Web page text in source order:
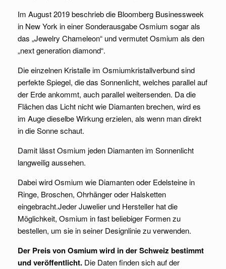
Im August 2019 beschrieb die Bloomberg Businessweek
in New York in einer Sonderausgabe Osmium sogar als
das „Jewelry Chameleon“ und vermutet Osmium als den
„next generation diamond“.
Die einzelnen Kristalle im Osmiumkristallverbund sind
perfekte Spiegel, die das Sonnenlicht, welches parallel auf
der Erde ankommt, auch parallel weitersenden. Da die
Flächen das Licht nicht wie Diamanten brechen, wird es
im Auge dieselbe Wirkung erzielen, als wenn man direkt
in die Sonne schaut.
Damit lässt Osmium jeden Diamanten im Sonnenlicht
langweilig aussehen.
Dabei wird Osmium wie Diamanten oder Edelsteine in
Ringe, Broschen, Ohrhänger oder Halsketten
eingebracht.Jeder Juwelier und Hersteller hat die
Möglichkeit, Osmium in fast beliebiger Formen zu
bestellen, um sie in seiner Designlinie zu verwenden.
Der Preis von Osmium wird in der Schweiz bestimmt
und veröffentlicht. Die Daten finden sich auf der